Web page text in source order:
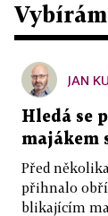
JAN
Hledá se
majákem
Před
přihnalo obří
blikajícím